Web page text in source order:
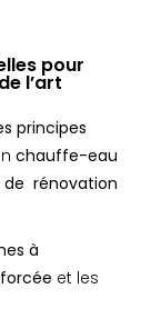
pour
l’art
principes
chauffe-eau
de rénovation
à
et les